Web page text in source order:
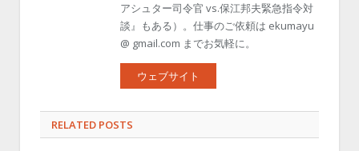
アシュター司令官 vs.保江邦夫緊急指令対
談』もある）。仕事のご依頼は ekumayu
@ gmail.com までお気軽に。
ウェブサイト
RELATED POSTS